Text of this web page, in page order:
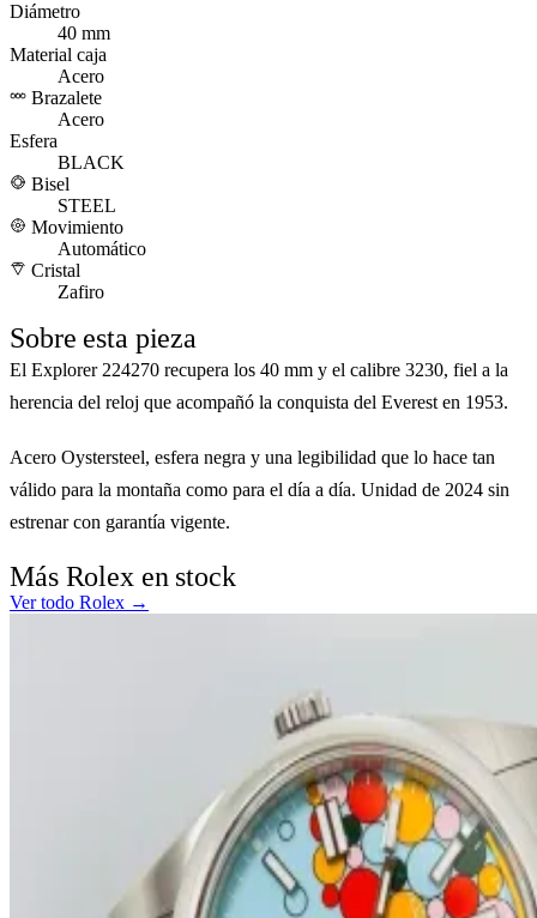
Diámetro
40 mm
Material caja
Acero
Brazalete
Acero
Esfera
BLACK
Bisel
STEEL
Movimiento
Automático
Cristal
Zafiro
Sobre esta pieza
El Explorer 224270 recupera los 40 mm y el calibre 3230, fiel a la
herencia del reloj que acompañó la conquista del Everest en 1953.
Acero Oystersteel, esfera negra y una legibilidad que lo hace tan
válido para la montaña como para el día a día. Unidad de 2024 sin
estrenar con garantía vigente.
Más Rolex en stock
Ver todo Rolex →